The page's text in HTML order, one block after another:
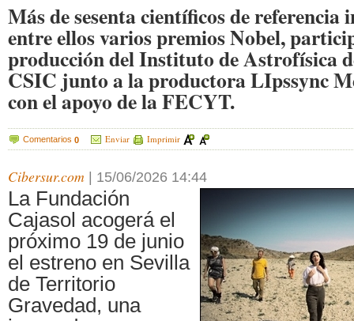
Más de sesenta científicos de referencia
entre ellos varios premios Nobel,
producción del Instituto de Astrofísica
CSIC junto a la productora LIpssync
con el apoyo de la FECYT.
Comentarios 0 Enviar Imprimir
Cibersur.com 15/06/2026 14:44
La Fundación
Cajasol acogerá el
próximo 19 de junio
el estreno en Sevilla
de Territorio
Gravedad, una